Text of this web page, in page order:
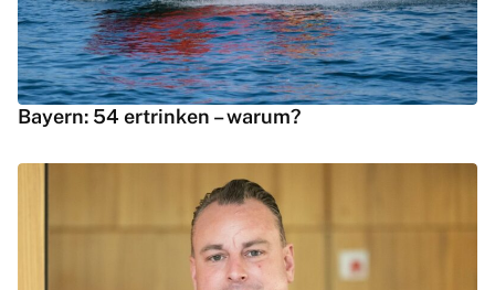
Bayern: 54 ertrinken – warum?